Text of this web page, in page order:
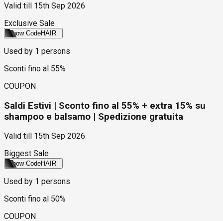
Valid till 15th Sep 2026
Exclusive Sale
Show CodeHAIR
Used by 1 persons
Sconti fino al 55%
COUPON
Saldi Estivi | Sconto fino al 55% + extra 15% su
shampoo e balsamo | Spedizione gratuita
Valid till
15th Sep 2026
Biggest Sale
Show CodeHAIR
Used by 1 persons
Sconti fino al 50%
COUPON